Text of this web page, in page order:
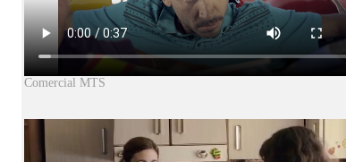
Comercial MTS